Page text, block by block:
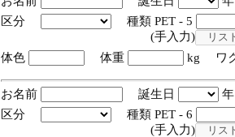
区分
種類 PET - 5
(手入力)
体色
体重 kg ワ
お名前 誕生日
区分
種類 PET - 6
(手入力)